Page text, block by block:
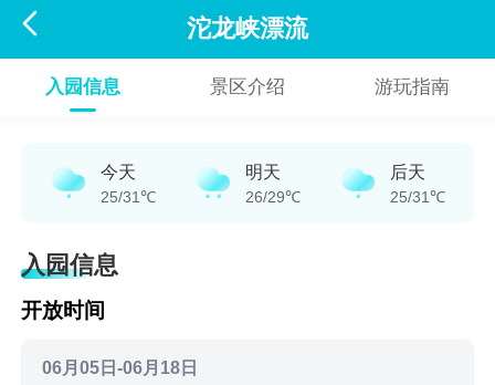
 沱龙峡漂流
入园信息 景区介绍 游玩指南
今天
25/31℃
明天
26/29℃
后天
25/31℃
入园信息
开放时间
06月05日-06月18日